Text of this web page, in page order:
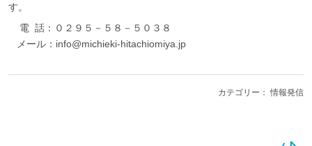
す。
電 話：０２９５－５８－５０３８
メール：info@michieki-hitachiomiya.jp
カテゴリー： 情報発信